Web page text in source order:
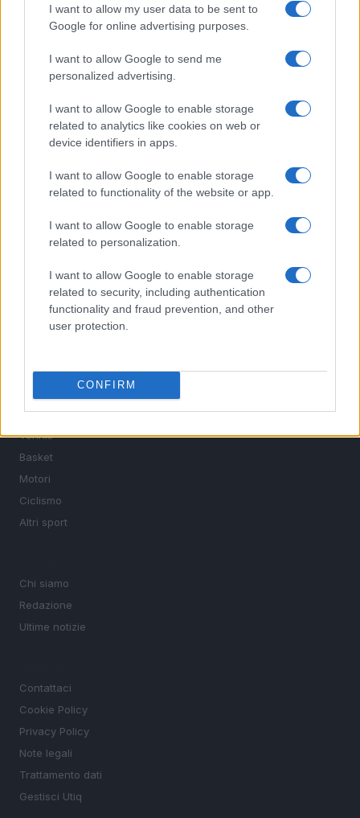
I want to allow my user data to be sent to
Google for online advertising purposes.
I want to allow Google to send me
personalized advertising.
I want to allow Google to enable storage
related to analytics like cookies on web or
device identifiers in apps.
I want to allow Google to enable storage
related to functionality of the website or app.
I want to allow Google to enable storage
related to personalization.
I want to allow Google to enable storage
related to security, including authentication
functionality and fraud prevention, and other
user protection.
CONFIRM
Linci Rugby Club Milano: la storia di un gruppo di
Valentina Zago: l’arrivo a Trescore Balneario e il suo
Sportmagazine: notizie, approfondimenti e classifiche su
MotoGP e Olimpiadi. Le ultime news dalle competizioni
nazionali e internazionali, gli highlight delle partite, le
interviste ai protagonisti e i risultati in tempo reale di tutte
le discipline che fanno emozionare gli appassionati di
Calcio
Tennis
Basket
Motori
Ciclismo
Altri sport
Chi siamo
Redazione
Ultime notizie
Contattaci
Cookie Policy
Privacy Policy
Note legali
Trattamento dati
Gestisci Utiq